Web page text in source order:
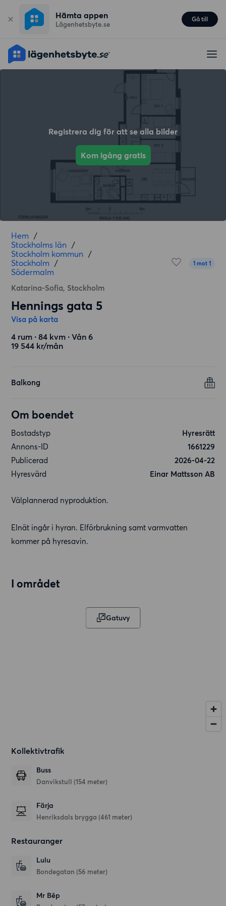
Hämta appen
Lägenhetsbyte.se
Gå till
Registrera dig för att se alla bilder
Kom igång gratis
Hem /
Stockholms län /
Stockholm kommun /
Stockholm /
Södermalm
Katarina-Sofia, Stockholm
1 mot 1
Hennings gata 5
Visa på karta
4 rum ∙ 84 kvm ∙ Vån 6
19 544 kr/mån
Balkong
Om boendet
Bostadstyp
Hyresrätt
Annons-ID
1661229
Publicerad
2026-04-22
Hyresvärd
Einar Mattsson AB
Välplannerad nyproduktion.
Elnät ingår i hyran. Elförbrukning samt varmvatten
kommer på hyresavin.
I området
Gatuvy
Kollektivtrafik
Buss
Danvikstull (154 meter)
Färja
Henriksdals brygga (461 meter)
Restauranger
Lulu
Bondegatan (56 meter)
Mr Bêp